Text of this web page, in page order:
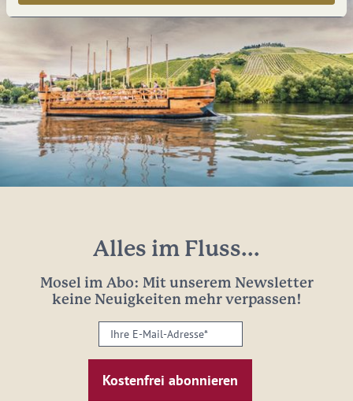
Alles im Fluss...
Mosel im Abo: Mit unserem Newsletter
keine Neuigkeiten mehr verpassen!
Ihre
E-
Mail-
Adresse: